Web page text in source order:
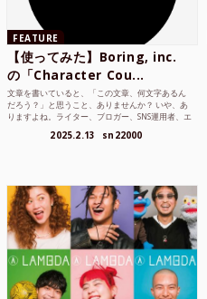
FEATURE
【使ってみた】Boring, inc.
の「Character Cou...
文章を書いていると、「この文章、何文字あるん
だろう？」と思うこと、ありませんか？ いや、あ
りますよね。ライター、ブロガー、SNS運用者、エ
2025.2.13 sn22000